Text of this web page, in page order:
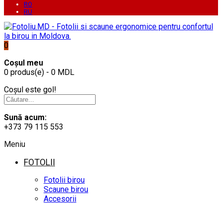
RO
RU
0
Coșul meu
0 produs(e) - 0 MDL
Coșul este gol!
Sună acum:
+373 79 115 553
Meniu
FOTOLII
Fotolii birou
Scaune birou
Accesorii